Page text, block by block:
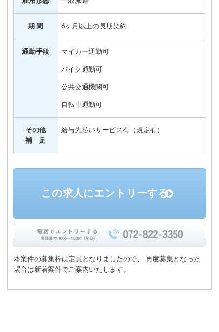
期 間 6ヶ月以上の長期契約
通勤手段 マイカー通勤可
バイク通勤可
公共交通機関可
自転車通勤可
その他
補 足
給与先払いサービス有（規定有）
この求人にエントリーする
本案件の募集枠は定員となりましたので、
再度募集となった
場合は新着案件でご案内いたします。